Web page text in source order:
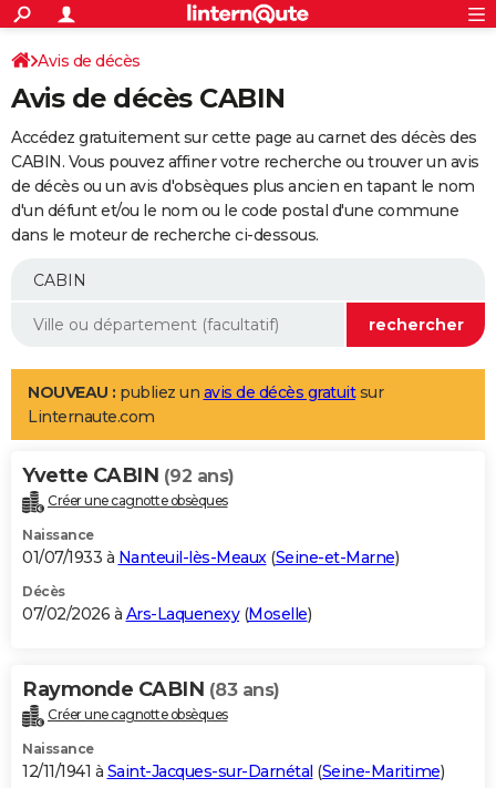
ACTUALITÉS
Politique
Société
Faits Divers
Education
Monde
Villes
+
SPORT
Coupe du monde 2026
Football
Tennis
Cyclisme
Rugby
Forum
Programme TV
TNT
Streaming
Cinéma
Sorties cinéma
Musique
+
FINANCE
Retraite
Impôts
Epargne
Immobilier
Risques naturels par ville
Banque
Assurance
Crédit
AUTO
Essais
Réserver un essai
Citadines
Berlines
SUV
Forum auto
+
Mobiles
Meilleur smartphone
Internet
Ordinateurs
Jeux vidéo
Guide high-tech
Aménagement intérieur
LIFESTYLE
Art de vivre
Bien-être
Loisirs
Mode
Modes de vie
Alimentation
Guide de la santé
Maladies
Médicaments
Sommeil
VOYAGE
Destinations
City break
Voyage nature
Voyage de noces
Forum
Climat
+PHOTO
GUIDES D'ACHAT
BONS PLANS
Carte de Noël
Carte Bonne année
Carte Saint-Valentin
Carte Pâques
Carte d'anniversaire
DICTIONNAIRE
Dictionnaire
Biographies
Citations
Expressions
Proverbes
PROGRAMME TV
Avis de décès
Avis de décès CABIN
Accédez gratuitement sur cette page au carnet des décès des
CABIN. Vous pouvez affiner votre recherche ou trouver un avis
de décès ou un avis d'obsèques plus ancien en tapant le nom
d'un défunt et/ou le nom ou le code postal d'une commune
dans le moteur de recherche ci-dessous.
NOUVEAU : publiez un avis de décès gratuitsur
Linternaute.com
Yvette CABIN (92 ans)
Créer une cagnotte obsèques
Naissance
01/07/1933 à Nanteuil-lès-Meaux(Seine-et-Marne)
Décès
07/02/2026 à Ars-Laquenexy(Moselle)
Raymonde CABIN (83 ans)
Créer une cagnotte obsèques
Naissance
12/11/1941 à Saint-Jacques-sur-Darnétal (Seine-Maritime)